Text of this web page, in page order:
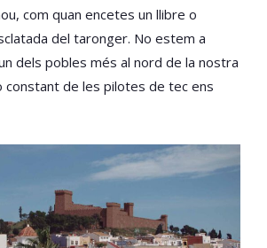
com quan encetes un llibre o
del taronger. No estem a
dels pobles més al nord de la nostra
constant de les pilotes de tec ens
ha de tornar a valorar com cal.